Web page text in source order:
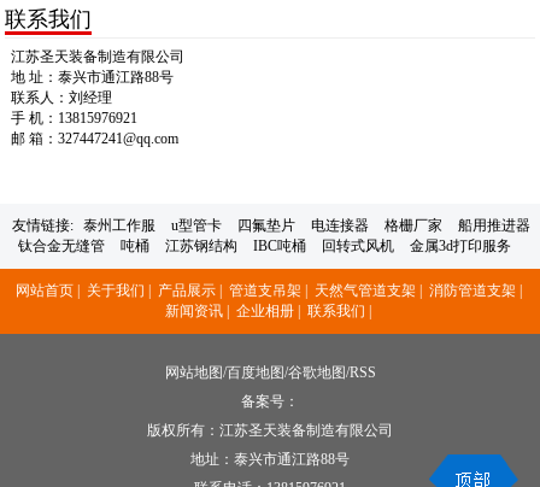
联系我们
江苏圣天装备制造有限公司
地 址：泰兴市通江路88号
联系人：刘经理
手 机：13815976921
邮 箱：327447241@qq.com
友情链接: 泰州工作服 u型管卡 四氟垫片 电连接器 格栅厂家
船用推进器
钛合金无缝管
吨桶 江苏钢结构 IBC吨桶 回转式风机 金属3d打印服务
网站首页 | 关于我们 | 产品展示 | 管道支吊架 | 天然气管道支架 | 消防管道支架 |
新闻资讯 | 企业相册 | 联系我们 |
网站地图/百度地图/谷歌地图/RSS
备案号：
版权所有：江苏圣天装备制造有限公司
地址：泰兴市通江路88号